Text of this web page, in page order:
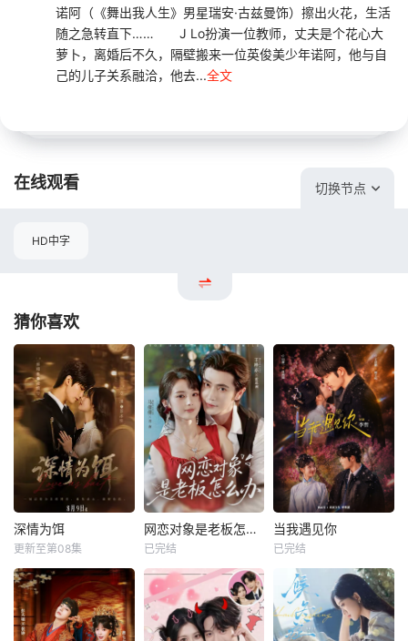
诺阿（《舞出我人生》男星瑞安·古兹曼饰）擦出火花，生活
随之急转直下…… J Lo扮演一位教师，丈夫是个花心大
萝卜，离婚后不久，隔壁搬来一位英俊美少年诺阿，他与自
己的儿子关系融洽，他去...全文
在线观看 切换节点
HD中字
猜你喜欢
深情为饵
更新至第08集
网恋对象是老板怎么办
已完结
当我遇见你
已完结